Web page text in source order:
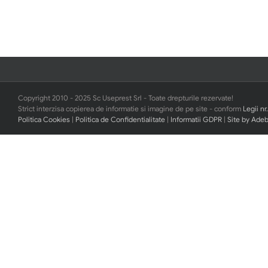
Copyright 2010 - 2025 Sc Useprest Srl - Toate drepturile rezervate!
Strict interzisa copierea de informatie si imagine de pe site - conform Legii
Politica Cookies | Politica de Confidentialitate | Informatii GDPR | Site by